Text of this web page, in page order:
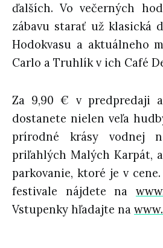
ďalších. Vo večerných
zábavu starať už klasická
Hodokvasu a aktuálneho
Carlo a Truhlík v ich Café
Za 9,90 € v predpredaji
dostanete nielen veľa
prírodné krásy vodnej
priľahlých Malých Karpát,
parkovanie, ktoré je v
festivale nájdete na
Vstupenky hľadajte na